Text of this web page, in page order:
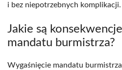
i bez niepotrzebnych komplikacji.
Jakie są
mandatu burmistrza?
Wygaśnięcie mandatu